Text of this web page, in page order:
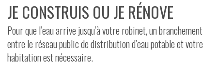
ESPACE PRESSE
VIDÉOS
JE CONSTRUIS OU JE RÉNOVE
Pour que l’eau arrive jusqu’à votre robinet, un branchement
entre le réseau public de distribution d’eau potable et votre
habitation est nécessaire.